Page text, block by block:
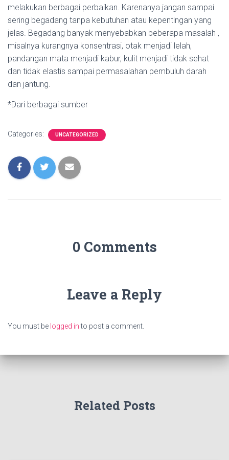
melakukan berbagai perbaikan. Karenanya jangan sampai
sering begadang tanpa kebutuhan atau kepentingan yang
jelas. Begadang banyak menyebabkan beberapa masalah ,
misalnya kurangnya konsentrasi, otak menjadi lelah,
pandangan mata menjadi kabur, kulit menjadi tidak sehat
dan tidak elastis sampai permasalahan pembuluh darah
dan jantung.
*Dari berbagai sumber
Categories: UNCATEGORIZED
0 Comments
Leave a Reply
You must be logged into post a comment.
Related Posts